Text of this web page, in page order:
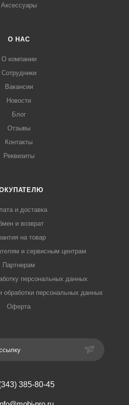
Аксессуары
О НАС
О компании
Сотрудники
Вакансии
Новости
Блог
Отзывы
Контакты
Реквизиты
и доставка
и возврат
на товар
и сервисным центрам
Партнерам
персональных данных
обработки персональных данных
Оферта
385-80-45